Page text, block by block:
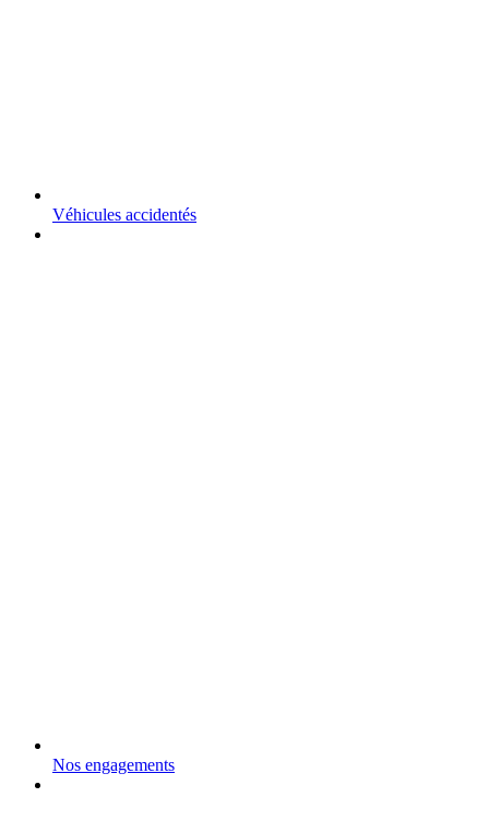
Véhicules accidentés
Nos engagements